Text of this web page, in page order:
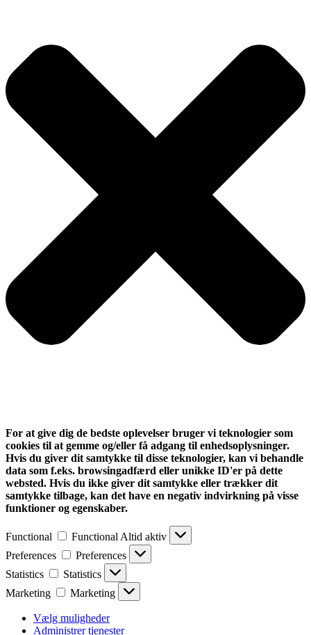
For at give dig de bedste oplevelser bruger vi teknologier som
cookies til at gemme og/eller få adgang til enhedsoplysninger.
Hvis du giver dit samtykke til disse teknologier, kan vi behandle
data som f.eks. browsingadfærd eller unikke ID'er på dette
websted. Hvis du ikke giver dit samtykke eller trækker dit
samtykke tilbage, kan det have en negativ indvirkning på visse
funktioner og egenskaber.
Functional Functional Altid aktiv
Preferences
Preferences
Statistics
Statistics
Marketing
Marketing
Vælg muligheder
Administrer tjenester